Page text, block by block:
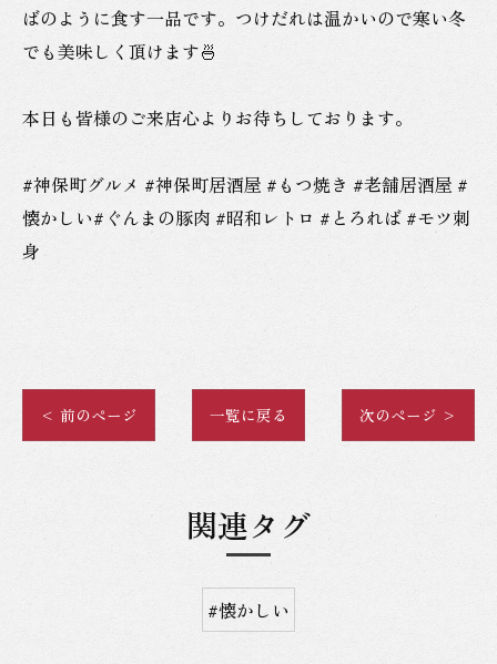
ばのように食す一品です。つけだれは温かいので寒い冬
でも美味しく頂けます🍜
本日も皆様のご来店心よりお待ちしております。
#神保町グルメ #神保町居酒屋 #もつ焼き #老舗居酒屋 #
懐かしい#ぐんまの豚肉 #昭和レトロ #とろれば #モツ刺
身
< 前のページ 一覧に戻る 次のページ >
関連タグ
#懐かしい